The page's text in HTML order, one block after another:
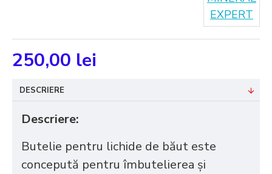
250,00 lei
EXPERT
DESCRIERE
Descriere:
Butelie pentru lichide de băut este
concepută pentru îmbutelierea și